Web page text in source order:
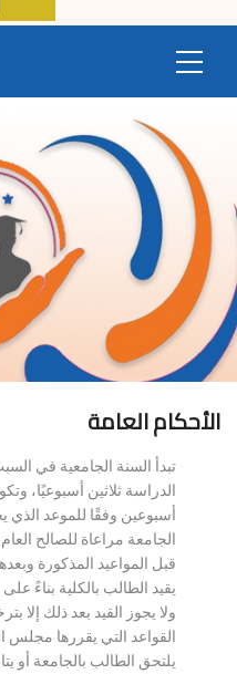
الأحكام العامة
تبدأ السنة الجامعية في
الدراسة ثلاثين أسبوعيًا،
أسبوعين وفقًا للموعد
الجامعة مراعاة للصالح
قبل المواعيد المذكورة
يقيد الطالب بالكلية بناءً
ولا يجوز القيد بعد ذلك
القواعد التي يقررها مجلس
يلتحق الطالب بالجامعة أو